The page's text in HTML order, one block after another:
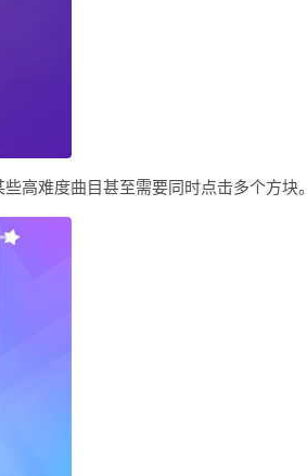
高难度曲目甚至需要同时点击多个方块。